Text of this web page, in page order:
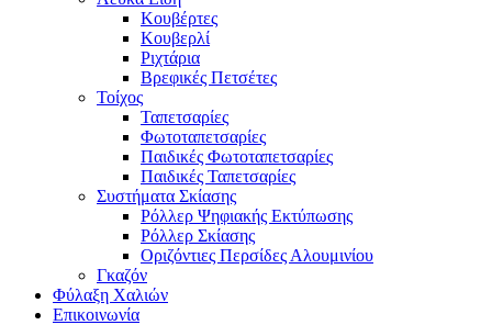
Κουβέρτες
Κουβερλί
Ριχτάρια
Βρεφικές Πετσέτες
Τοίχος
Ταπετσαρίες
Φωτοταπετσαρίες
Παιδικές Φωτοταπετσαρίες
Παιδικές Ταπετσαρίες
Συστήματα Σκίασης
Ρόλλερ Ψηφιακής Εκτύπωσης
Ρόλλερ Σκίασης
Οριζόντιες Περσίδες Αλουμινίου
Γκαζόν
Φύλαξη Χαλιών
Επικοινωνία